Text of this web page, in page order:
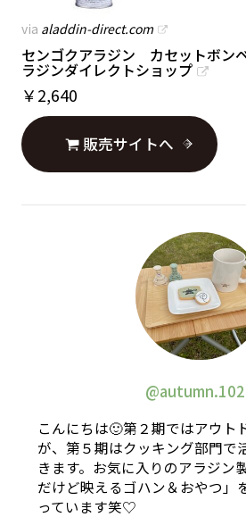
via aladdin-direct.com
センゴクアラジン カセットボン
ラジンダイレクトショップ
￥2,640
販売サイトへ
こんにちは🙂第２期ではアウト
が、第５期はクッキング部門で
きます。お気に入りのアラジン
だけど映えるゴハン＆おやつ」
っています笑♡